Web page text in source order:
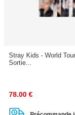
Stray Kids - World
Sortie...
78.00 €